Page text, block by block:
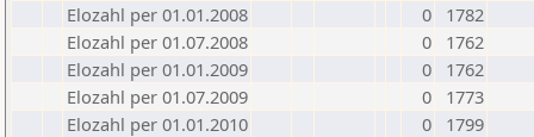
Elozahl per 01.01.2008
0
1782
Elozahl per 01.07.2008
0
1762
Elozahl per 01.01.2009
0
1762
Elozahl per 01.07.2009
0
1773
Elozahl per 01.01.2010
0
1799